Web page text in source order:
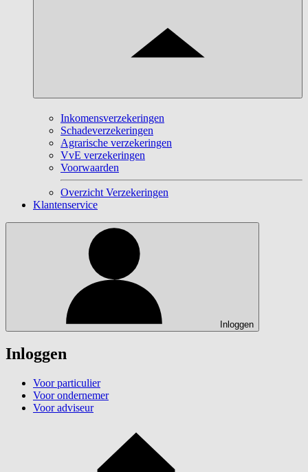
Inkomensverzekeringen
Schadeverzekeringen
Agrarische verzekeringen
VvE verzekeringen
Voorwaarden
Overzicht Verzekeringen
Klantenservice
Inloggen
Inloggen
Voor particulier
Voor ondernemer
Voor adviseur